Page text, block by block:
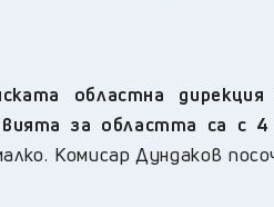
областна дирекция
за областта са с
Комисар Дундаков